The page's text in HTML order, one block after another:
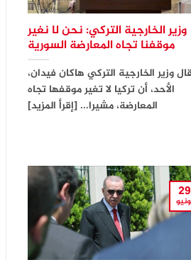
وزير الخارجية التركي: نحن لا نغير
موقفنا تجاه المعارضة السورية
قال وزير الخارجية التركي هاكان فيدان،
الأحد، أن تركيا لا تغير موقفها تجاه
المعارضة، مشيرا... [إقرأ المزيد]
29